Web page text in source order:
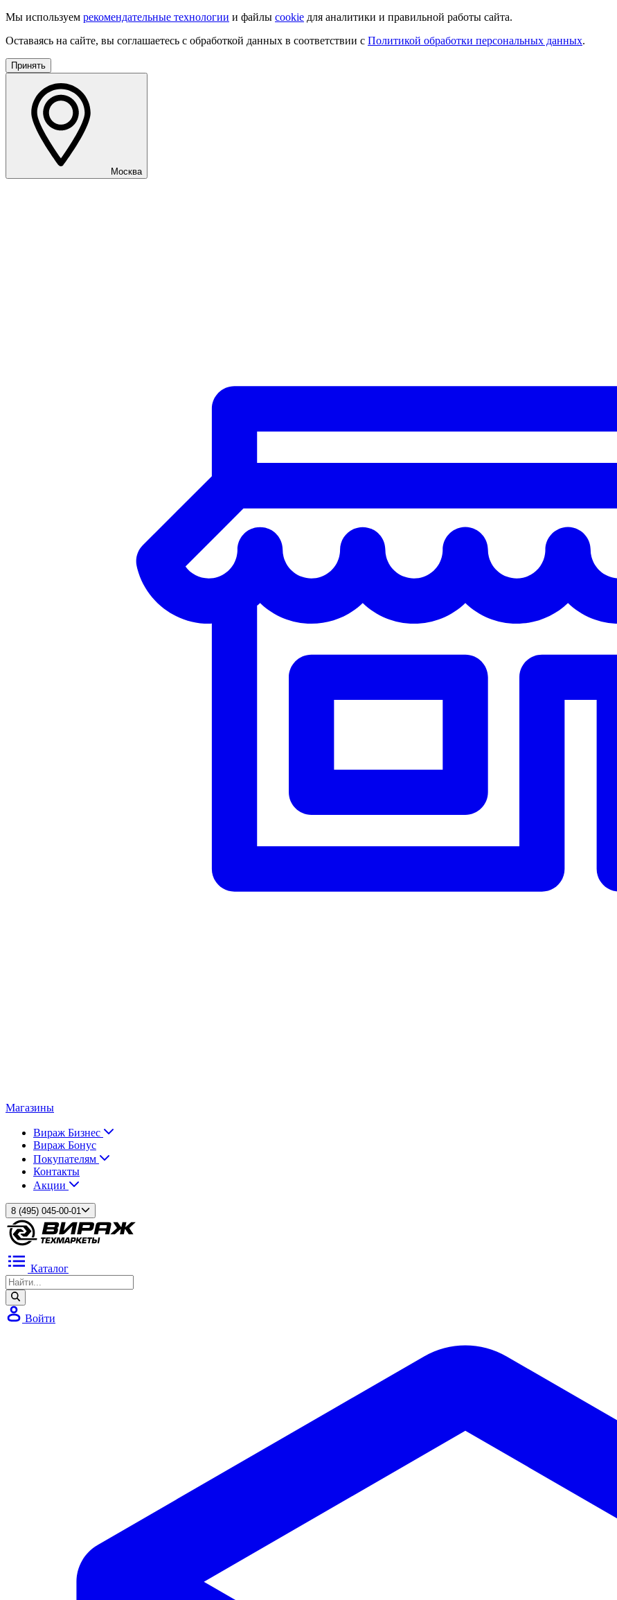
Мы используем рекомендательные технологии и файлы cookie для аналитики и правильной работы сайта.
Оставаясь на сайте, вы соглашаетесь с обработкой данных в соответствии с Политикой обработки персональных данных.
Принять
Москва
Магазины
Вираж Бизнес
Вираж Бонус
Покупателям
Контакты
Акции
8 (495) 045-00-01
Каталог
Войти